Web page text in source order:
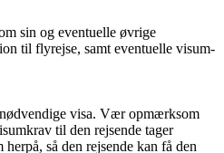
sin og eventuelle øvrige
til flyrejse, samt eventuelle visum-
visa. Vær opmærksom
til den rejsende tager
så den rejsende kan få den